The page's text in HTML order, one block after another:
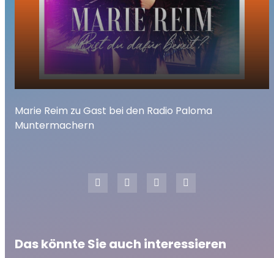
play_arrow Marie Reim zu Gast bei den Radio Paloma
Muntermachern
Marie Reim zu Gast bei den Radio Paloma
Muntermachern
Das könnte Sie auch interessieren